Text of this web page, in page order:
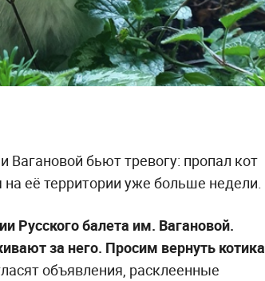
Вагановой бьют тревогу: пропал кот
её территории уже больше недели.
Русского балета им. Вагановой.
за него. Просим вернуть котика
объявления, расклеенные